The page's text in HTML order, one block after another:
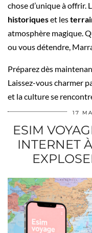
chose d’unique à offrir.
historiqueset les
atmosphère magique.
ou vous détendre,
Préparez dès
Laissez-vous charmer
et la culture se
17
ESIM
INTERNET